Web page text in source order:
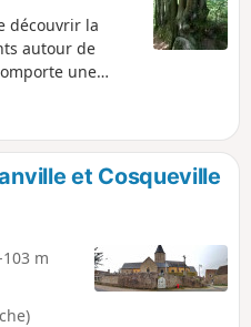
découvrir la
autour de
une
et Cosqueville
m